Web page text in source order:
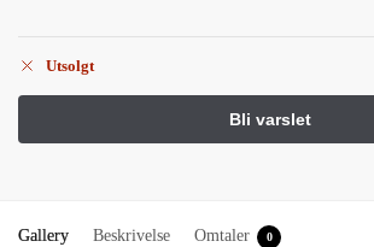
Utsolgt
Gallery Beskrivelse Omtaler 0